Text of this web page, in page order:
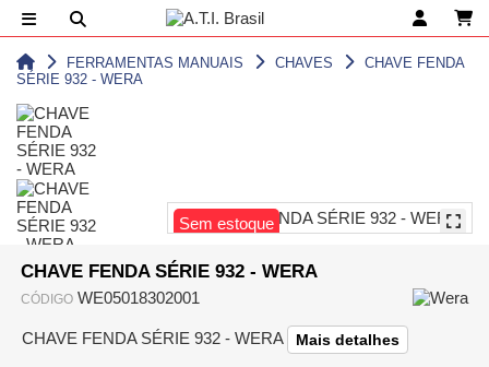
FERRAMENTAS MANUAIS CHAVES
CHAVE FENDA
SÉRIE 932 - WERA
Sem estoque
CHAVE FENDA SÉRIE 932 - WERA
CÓDIGO WE05018302001
CHAVE FENDA SÉRIE 932 - WERA Mais detalhes